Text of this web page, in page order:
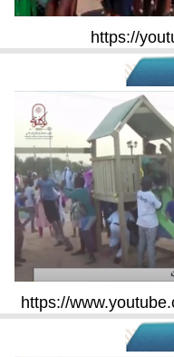
https://
https://